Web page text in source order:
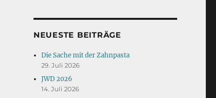
NEUESTE BEITRÄGE
Die Sache mit der Zahnpasta
29. Juli 2026
JWD 2026
14. Juli 2026